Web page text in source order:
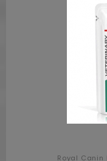
Royal Canin